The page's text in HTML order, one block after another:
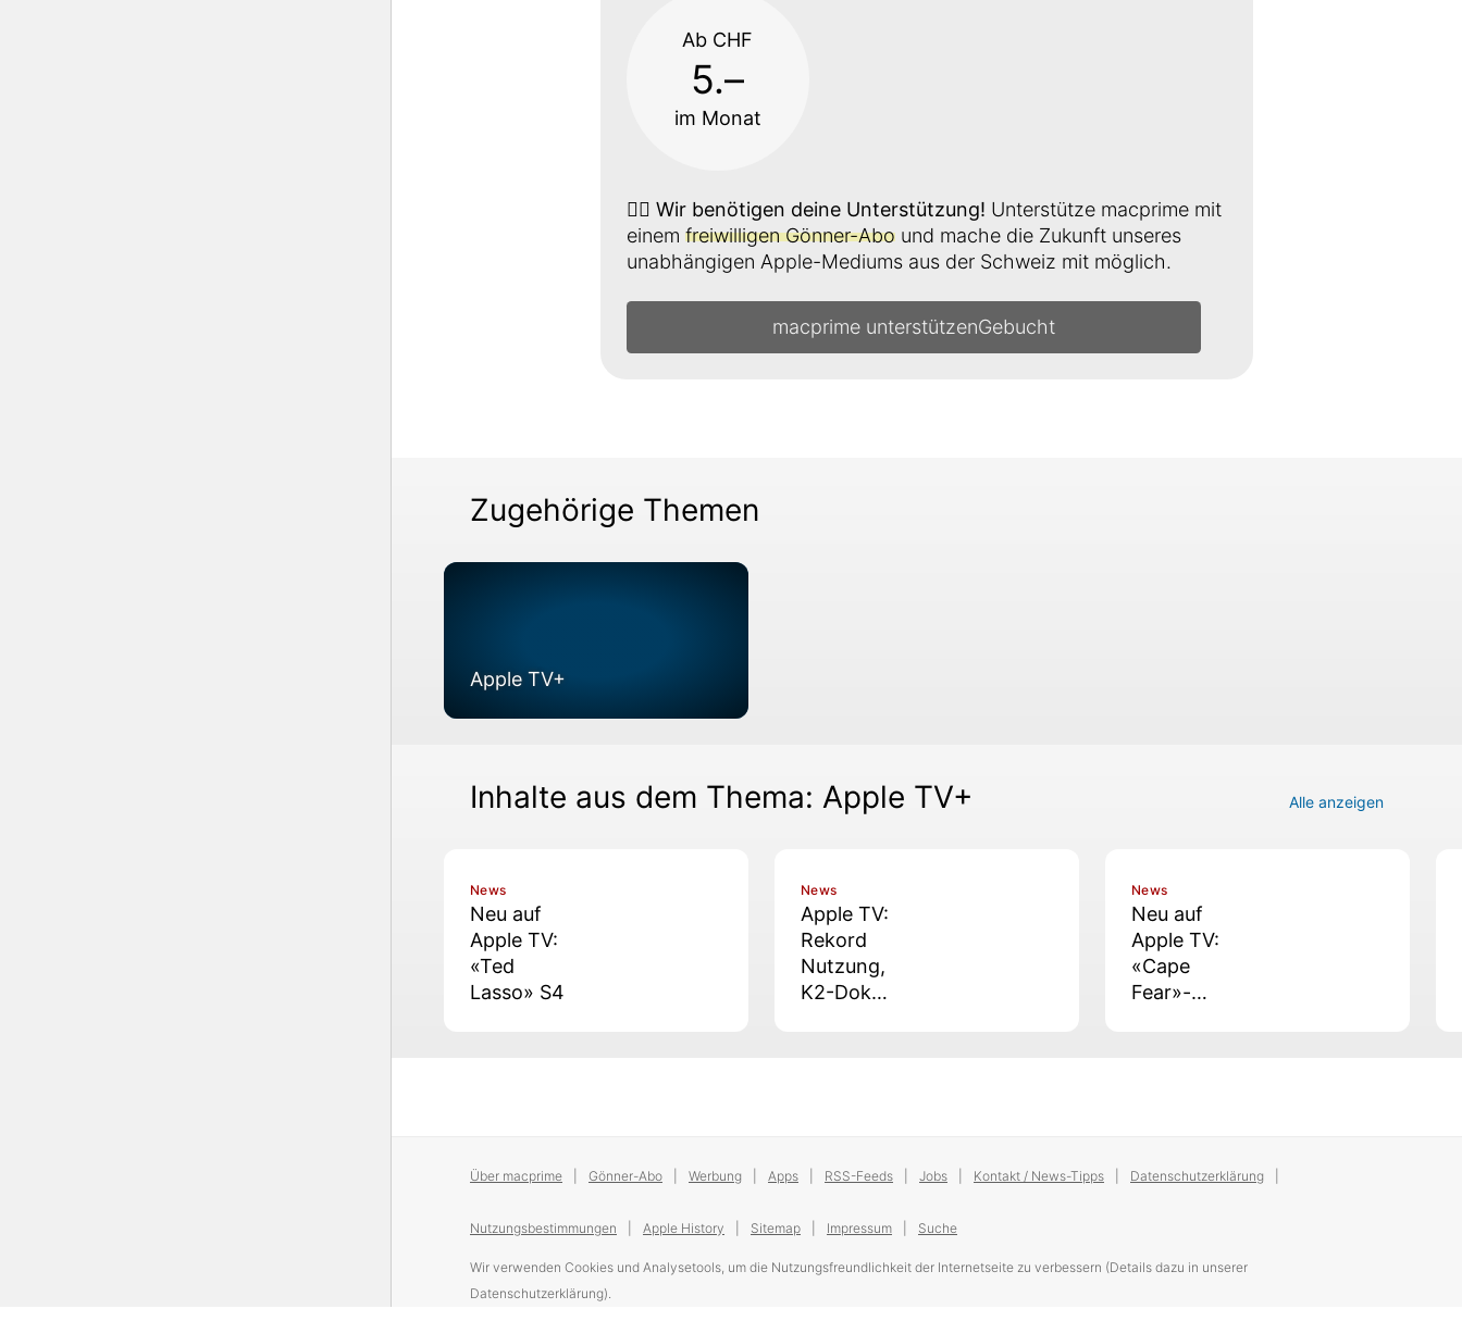
Ab CHF
5.–
im Monat
👉🏼 Wir benötigen deine Unterstützung! Unterstütze macprime mit
einem freiwilligen Gönner-Abound mache die Zukunft unseres
unabhängigen Apple-Mediums aus der Schweiz mit möglich.
macprime unterstützen
Zugehörige Themen
Apple TV+
Inhalte aus dem Thema: Apple TV+ Alle anzeigen
News
Neu auf
Apple TV:
«Ted
Lasso» S4
News
Apple TV:
Rekord
Nutzung,
K2-Doku
News
Neu auf
Apple TV:
«Cape
Fear»-
Über macprime Gönner-Abo Werbung Apps RSS-Feeds Jobs Kontakt / News-Tipps Datenschutzerklärung
Nutzungsbestimmungen Apple History Sitemap Impressum Suche
Wir verwenden Cookies und Analysetools, um die Nutzungsfreundlichkeit der Internetseite zu verbessern (Details dazu in unserer
Datenschutzerklärung).